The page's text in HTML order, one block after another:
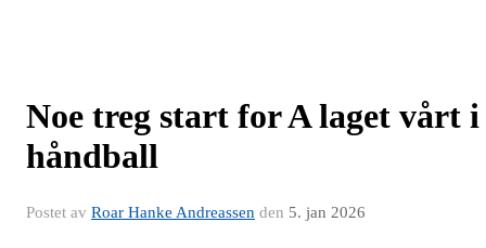
Noe treg start for A laget vårt i
håndball
Postet av Roar Hanke Andreassen den 5. jan 2026